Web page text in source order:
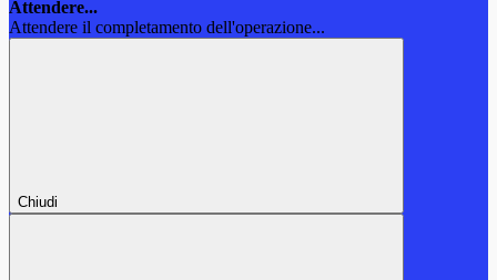
Attendere...
Attendere il completamento dell'operazione...
Chiudi